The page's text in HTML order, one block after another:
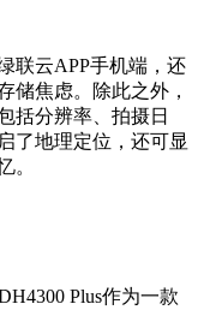
联云APP手机端，还
储焦虑。除此之外，
括分辨率、拍摄日
了地理定位，还可显
。
Plus作为一款